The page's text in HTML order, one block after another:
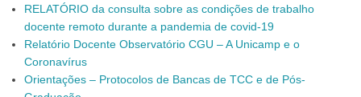
RELATÓRIO da consulta sobre as condições de trabalho
docente remoto durante a pandemia de covid-19
Relatório Docente Observatório CGU – A Unicamp e o
Coronavírus
Orientações – Protocolos de Bancas de TCC e de Pós-